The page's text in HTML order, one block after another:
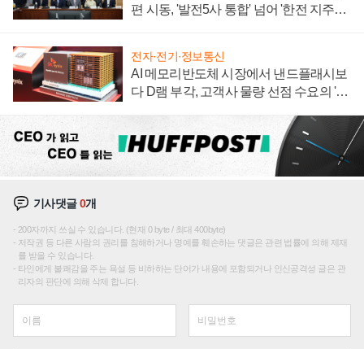
편 시동, '발전5사 통합' 넘어 '한전 지주사'
전자·전기·정보통신
AI 메모리반도체 시장에서 낸드플래시보
다 D램 부각, 고객사 물량 선점 수요의 '우
기사댓글0개
200자까지 쓰실 수 있습니다. (현재 0 byte / 최대 400byte)
저작권 등 다른 사람의 권리를 침해하거나 명예를 훼손하는 댓글은 관련 법률에 의해 제재
를 받을 수 있습니다.
타인에게 불쾌감을 주는 욕설 등 비하하는 단어가 내용에 포함되거나 인신공격성 글은 관
리자의 판단에 의해 삭제 합니다.